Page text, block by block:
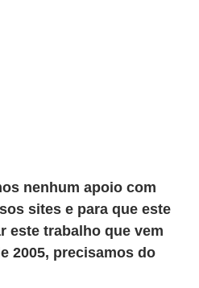
nenhum apoio com
sites e para que este
este trabalho que vem
2005, precisamos do